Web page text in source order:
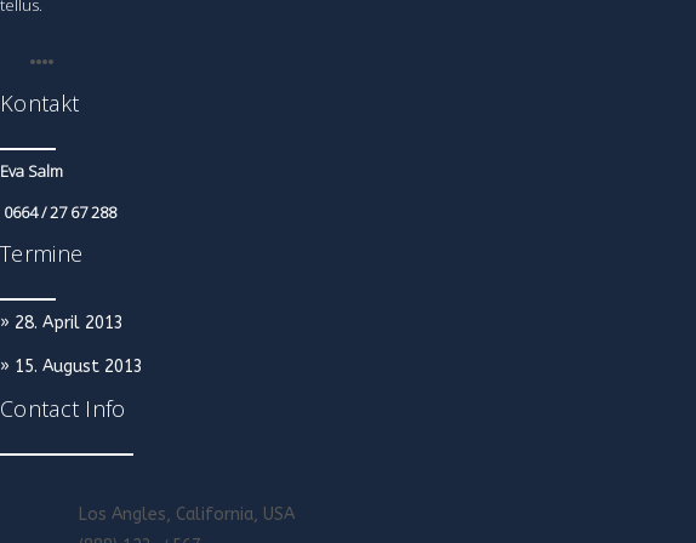
tellus.
Kontakt
Eva Salm
0664 / 27 67 288
Termine
» 28. April 2013
» 15. August 2013
Contact Info
Los Angles, California, USA